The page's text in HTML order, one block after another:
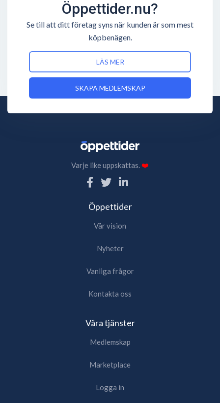
Öppettider.nu?
Se till att ditt företag syns när kunden är som mest
köpbenägen.
LÄS MER
SKAPA MEDLEMSKAP
Varje like uppskattas.❤️
Öppettider
Vår vision
Nyheter
Vanliga frågor
Kontakta oss
Våra tjänster
Medlemskap
Marketplace
Logga in